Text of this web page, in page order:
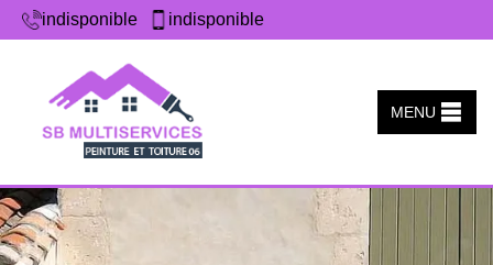
indisponible indisponible
MENU